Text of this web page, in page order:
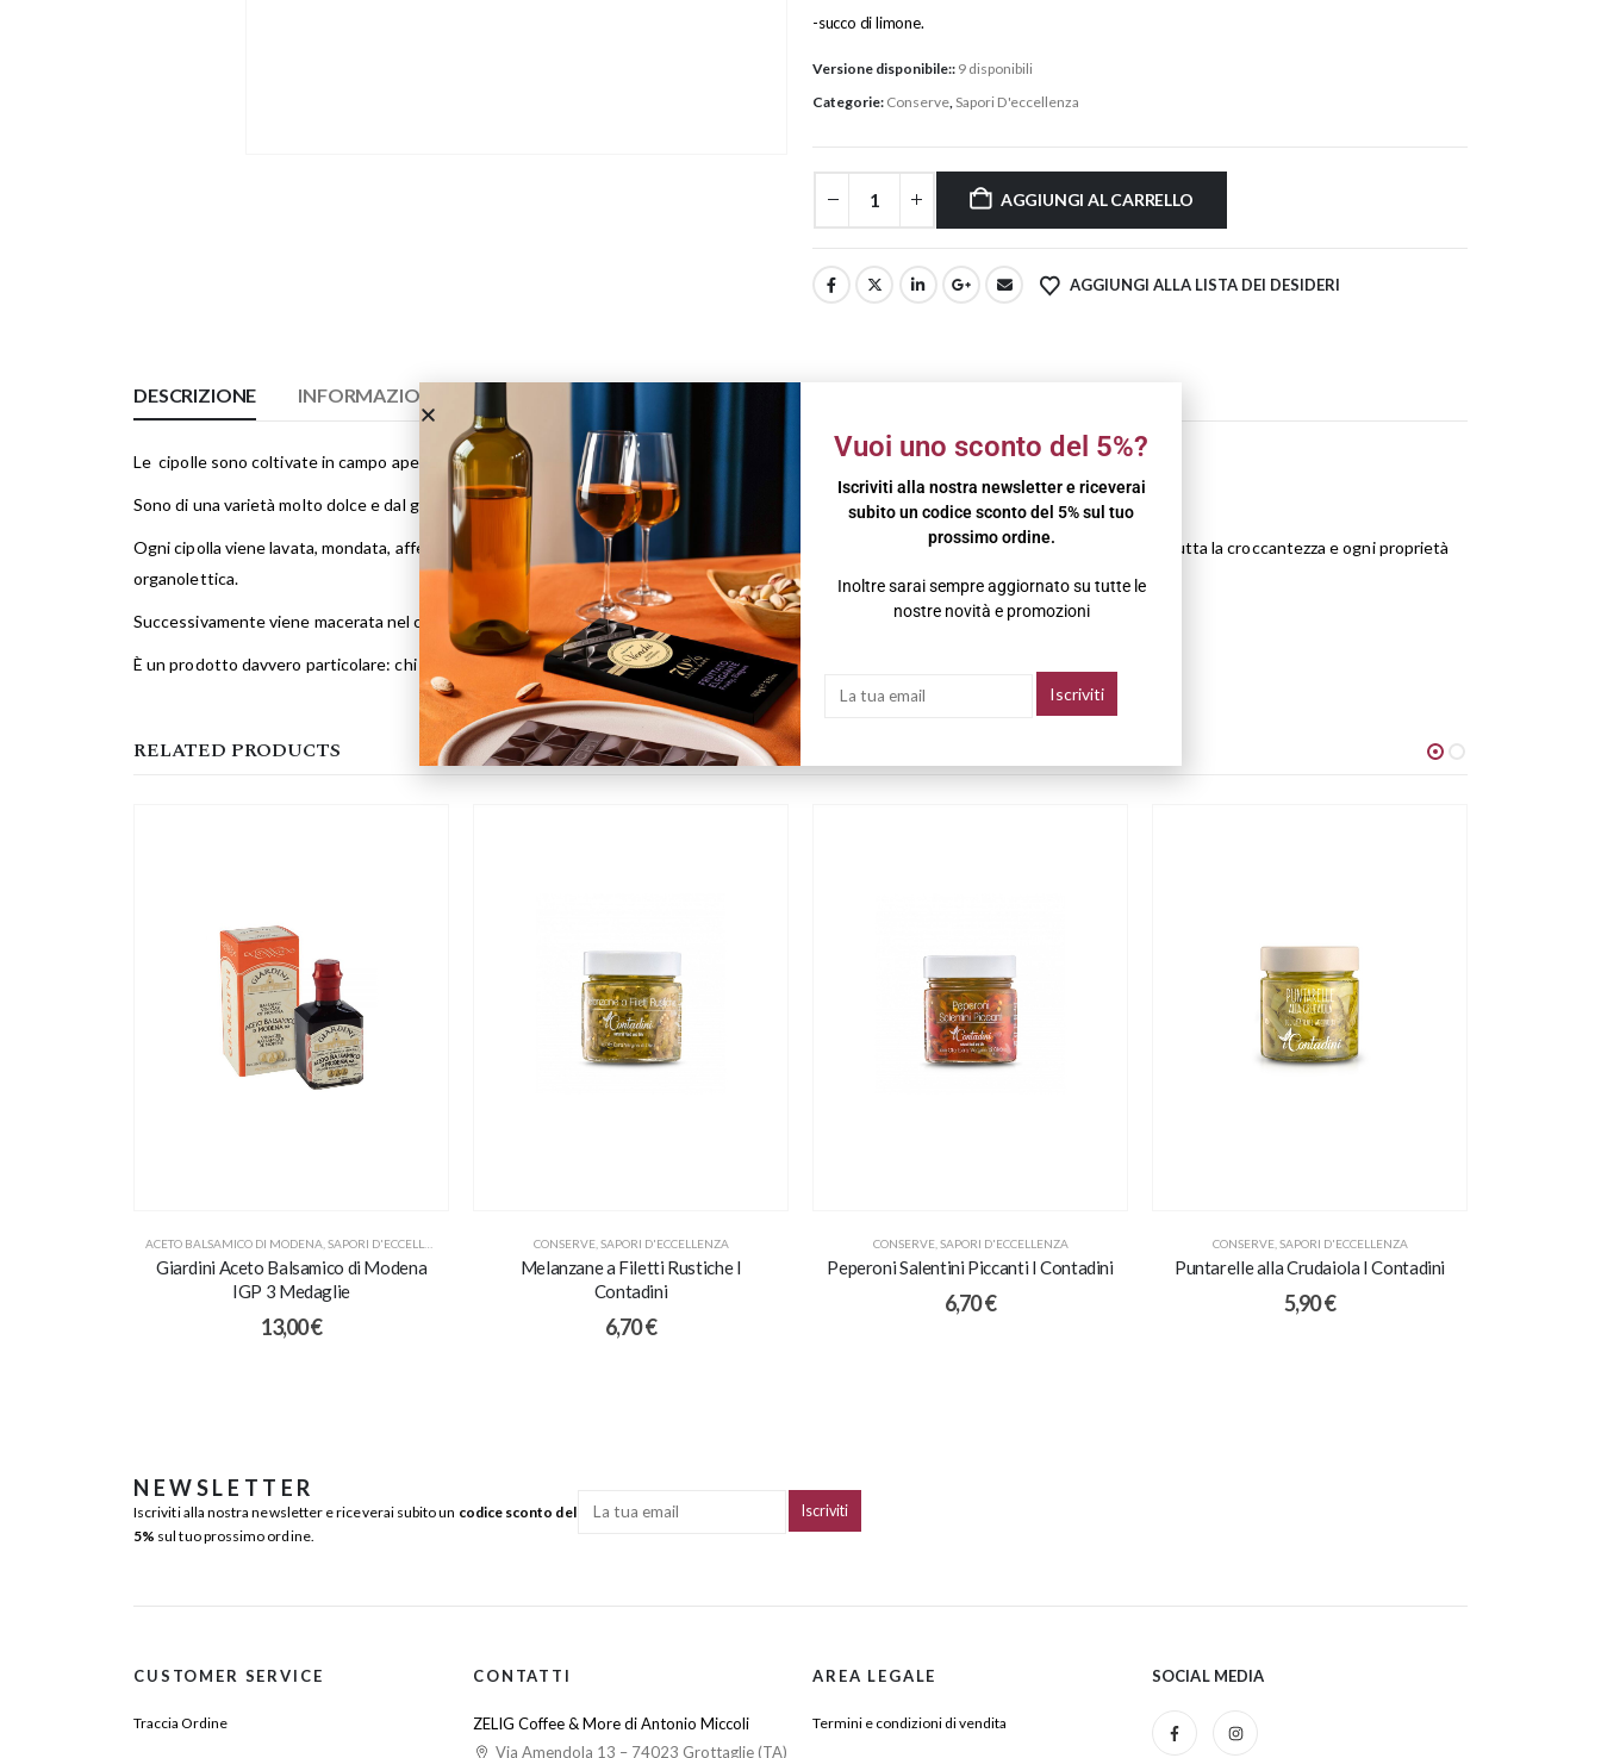
-succo di limone.
Versione disponibile:: 9 disponibili
Categorie: Conserve Sapori D'eccellenza
AGGIUNGI AL CARRELLO
AGGIUNGI ALLA LISTA DEI DESIDERI
DESCRIZIONE INFORMAZIONI AGGIUNTIVE
Le cipolle sono coltivate in campo aperto da febbraio e vengono raccolte a mano a giugno, quando sono completamente mature.
Sono di una varietà molto dolce e dal gusto inconfondibile.
Ogni cipolla viene lavata, mondata, affettata ed essiccata in modo completamente naturale. Proprio questo tipo di lavorazione ne preserva tutta la croccantezza e ogni proprietà
organolettica.
Successivamente viene macerata nel cotto di uva secondo un’antica ricetta del territorio.
È un prodotto davvero particolare: chi se ne innamora non può più farne a meno!
RELATED PRODUCTS
ACETO BALSAMICO DI MODENA SAPORI D'ECCELLENZA
Giardini Aceto Balsamico di Modena
IGP 3 Medaglie
13,00€
CONSERVE, SAPORI D'ECCELLENZA
Melanzane a Filetti Rustiche I
Contadini
6,70€
CONSERVE, SAPORI D'ECCELLENZA
Peperoni Salentini Piccanti I Contadini
6,70€
CONSERVE, SAPORI D'ECCELLENZA
Puntarelle alla Crudaiola I Contadini
5,90€
NEWSLETTER
Iscriviti alla nostra newsletter e riceverai subito un codice sconto del
5% sul tuo prossimo ordine.
CUSTOMER SERVICE
Traccia Ordine
CONTATTI
ZELIG Coffee & More di Antonio Miccoli
Via Amendola 13 – 74023 Grottaglie (TA)
AREA LEGALE
Termini e condizioni di vendita
SOCIAL MEDIA
Vuoi uno sconto del 5%?
Iscriviti alla nostra newsletter e riceverai
subito un codice sconto del 5% sul tuo
prossimo ordine.
Inoltre sarai sempre aggiornato su tutte le
nostre novità e promozioni